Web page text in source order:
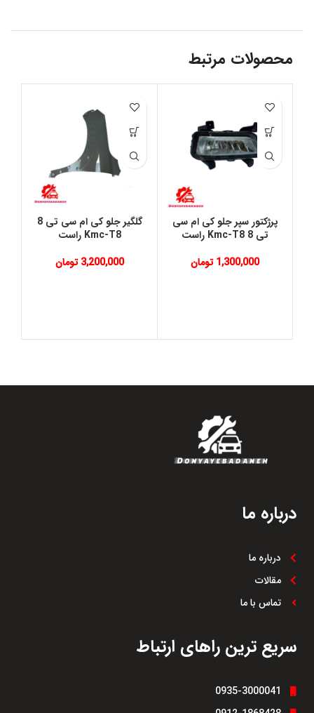
محصولات مرتبط
پرژکتور سپر جلو کی ام سی
تی 8 Kmc-T8 راست
1,300,000 تومان
گلگیر جلو کی ام سی تی 8
Kmc-T8 راست
3,200,000 تومان
درباره ما
درباره ما
مقالات
تماس با ما
سریع ترین راهای ارتباط
0935-3000041